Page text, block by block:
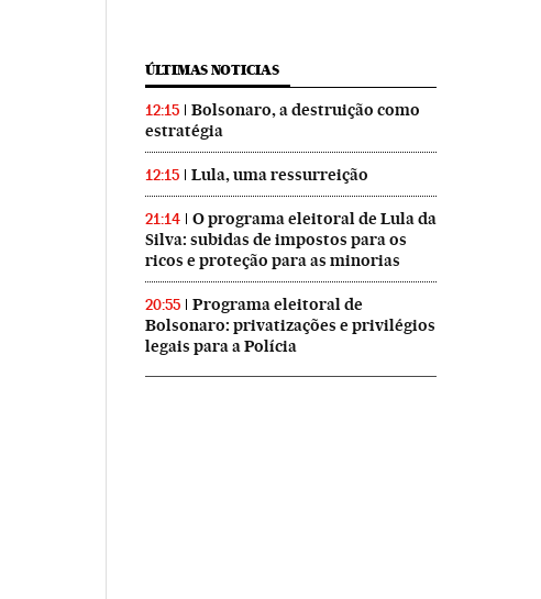
ÚLTIMAS NOTICIAS
12:15
Bolsonaro, a destruição como
estratégia
12:15 Lula, uma ressurreição
21:14
O programa eleitoral de Lula da
Silva: subidas de impostos para os
ricos e proteção para as minorias
20:55
Programa eleitoral de
Bolsonaro: privatizações e privilégios
legais para a Polícia